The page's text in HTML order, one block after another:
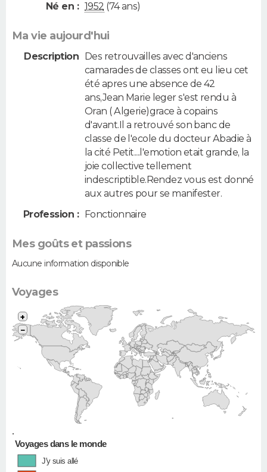
Né en : 1952 (74 ans)
Ma vie aujourd'hui
Description Des retrouvailles avec d'anciens
camarades de classes ont eu lieu cet
été apres une absence de 42
ans,Jean Marie leger s'est rendu à
Oran ( Algerie)grace à copains
d'avant.Il a retrouvé son banc de
classe de l'ecole du docteur Abadie à
la cité Petit....l'emotion etait grande, la
joie collective tellement
indescriptible.Rendez vous est donné
aux autres pour se manifester.
Profession : Fonctionnaire
Mes goûts et passions
Aucune information disponible
Voyages
•
+
−
Voyages dans le monde
J'y suis allé